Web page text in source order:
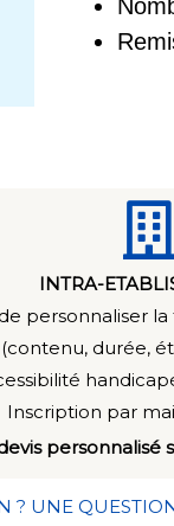
INTRA-
personnaliser
(contenu, durée,
Inscription par
? UNE